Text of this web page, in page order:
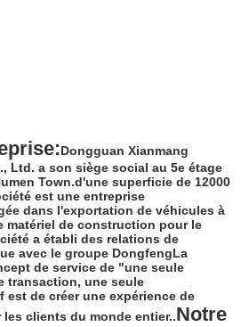
Dongguan Xianmang
Ltd. a son siège social au 5e étage
Town.d'une superficie de 12000
est une entreprise
dans l'exportation de véhicules à
matériel de construction pour le
a établi des relations de
avec le groupe DongfengLa
de service de "une seule
transaction, une seule
de créer une expérience de
clients du monde entier..Notre